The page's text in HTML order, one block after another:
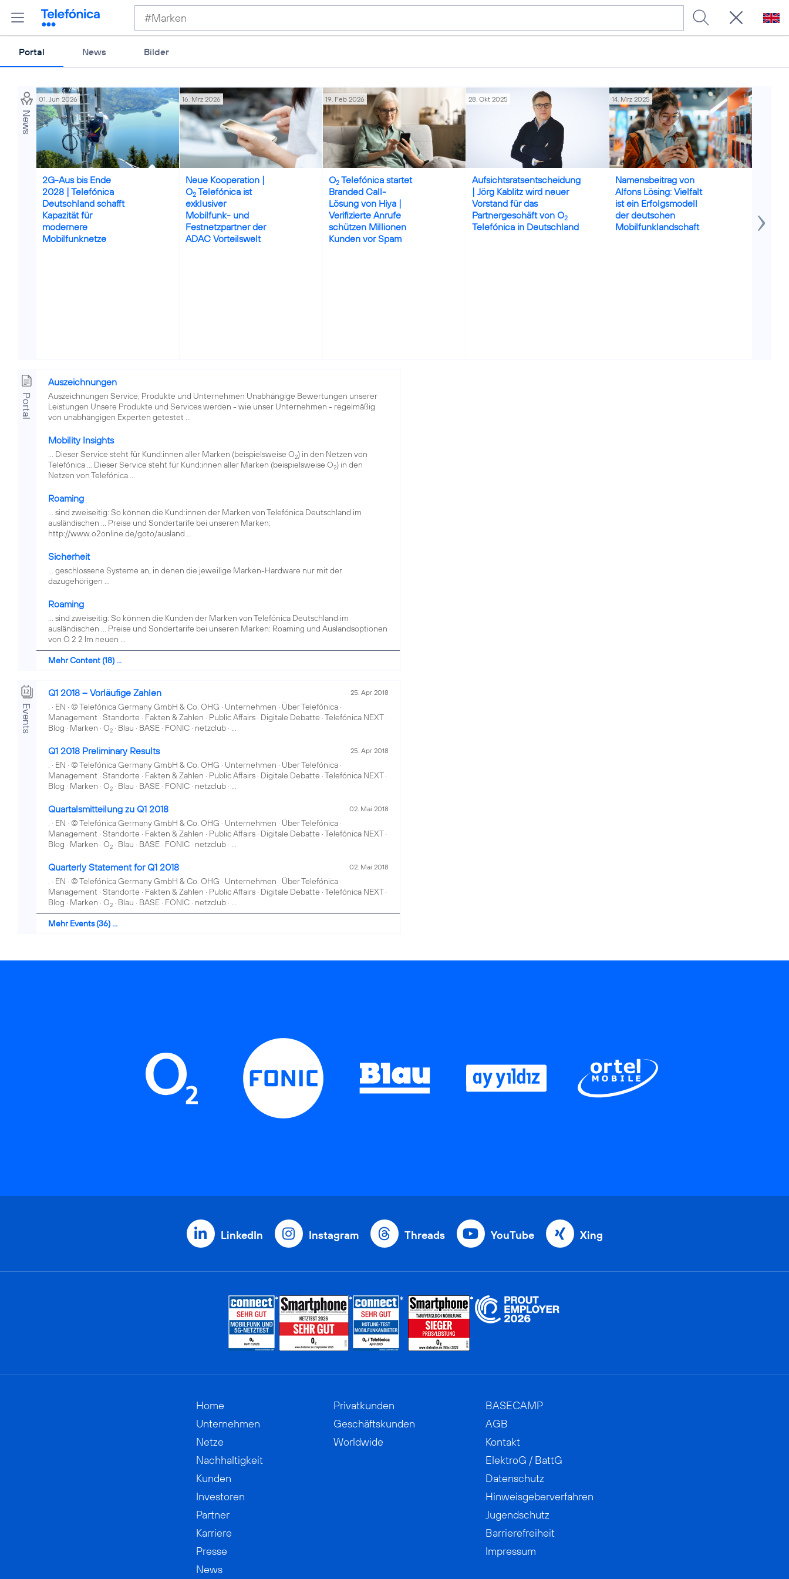
Portal News Bilder
News
01. Jun 2026
2G-Aus bis Ende
2028 | Telefónica
Deutschland schafft
Kapazität für
modernere
Mobilfunknetze
16. Mrz 2026
Neue Kooperation |
O2 Telefónica ist
exklusiver
Mobilfunk- und
Festnetzpartner der
ADAC Vorteilswelt
19. Feb 2026
O2 Telefónica startet
Branded Call-
Lösung von Hiya |
Verifizierte Anrufe
schützen Millionen
Kunden vor Spam
28. Okt 2025
Aufsichtsratsentscheidung
| Jörg Kablitz wird neuer
Vorstand für das
Partnergeschäft von O2
Telefónica in Deutschland
14. Mrz 2025
Namensbeitrag von
Alfons Lösing: Vielfalt
ist ein Erfolgsmodell
der deutschen
Mobilfunklandschaft
steigert
Portal
Auszeichnungen
Auszeichnungen Service, Produkte und Unternehmen Unabhängige Bewertungen unserer
Leistungen Unsere Produkte und Services werden - wie unser Unternehmen - regelmäßig
von unabhängigen Experten getestet ...
Mobility Insights
... Dieser Service steht für Kund:innen aller Marken (beispielsweise O2) in den Netzen von
Telefónica ... Dieser Service steht für Kund:innen aller Marken (beispielsweise O2) in den
Netzen von Telefónica ...
Roaming
... sind zweiseitig: So können die Kund:innen der Marken von Telefónica Deutschland im
ausländischen ... Preise und Sondertarife bei unseren Marken:
http://www.o2online.de/goto/ausland ...
Sicherheit
... geschlossene Systeme an, in denen die jeweilige Marken-Hardware nur mit der
dazugehörigen ...
Roaming
... sind zweiseitig: So können die Kunden der Marken von Telefónica Deutschland im
ausländischen ... Preise und Sondertarife bei unseren Marken: Roaming und Auslandsoptionen
von O 2 2 Im neuen ...
Mehr Content (18) ...
Events
Q1 2018 – Vorläufige Zahlen 25. Apr 2018
. · EN · © Telefónica Germany GmbH & Co. OHG · Unternehmen · Über Telefónica ·
Management · Standorte · Fakten & Zahlen · Public Affairs · Digitale Debatte · Telefónica NEXT ·
Blog · Marken · O2 · Blau · BASE · FONIC · netzclub · ...
Q1 2018 Preliminary Results 25. Apr 2018
. · EN · © Telefónica Germany GmbH & Co. OHG · Unternehmen · Über Telefónica ·
Management · Standorte · Fakten & Zahlen · Public Affairs · Digitale Debatte · Telefónica NEXT ·
Blog · Marken · O2 · Blau · BASE · FONIC · netzclub · ...
Quartalsmitteilung zu Q1 2018 02. Mai 2018
. · EN · © Telefónica Germany GmbH & Co. OHG · Unternehmen · Über Telefónica ·
Management · Standorte · Fakten & Zahlen · Public Affairs · Digitale Debatte · Telefónica NEXT ·
Blog · Marken · O2 · Blau · BASE · FONIC · netzclub · ...
Quarterly Statement for Q1 2018 02. Mai 2018
. · EN · © Telefónica Germany GmbH & Co. OHG · Unternehmen · Über Telefónica ·
Management · Standorte · Fakten & Zahlen · Public Affairs · Digitale Debatte · Telefónica NEXT ·
Blog · Marken · O2 · Blau · BASE · FONIC · netzclub · ...
Mehr Events (36) ...
LinkedIn Instagram Threads YouTube Xing
Home
Unternehmen
Netze
Nachhaltigkeit
Kunden
Investoren
Partner
Karriere
Presse
News
Privatkunden
Geschäftskunden
Worldwide
BASECAMP
AGB
Kontakt
ElektroG / BattG
Datenschutz
Hinweisgeberverfahren
Jugendschutz
Barrierefreiheit
Impressum